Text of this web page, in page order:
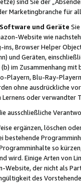
Marketingbranche für
und Geräte
Website wie
Browser Helper
und Geräten,
im Zusammenhang
Blu-Ray-
ohne ausdrückliche
oder
ausschließliche
ergänzen, löschen
bestehende
so
wird. Einige Arten von
der nicht als
des